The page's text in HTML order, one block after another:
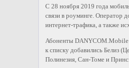
С 28 ноября 2019 года
связи в роуминге. Оператор
интернет-трафика, а также
Абоненты DANYCOM.Mobile
к списку добавились Белиз
Полинезия, Сан-Томе и